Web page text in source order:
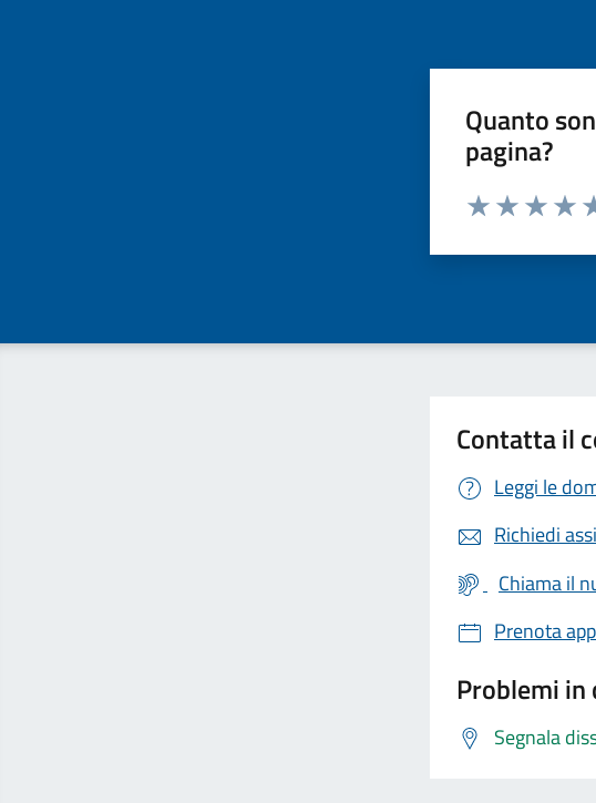
Quanto
pagina?
Valuta da 1 a 5 stelle
Contatta il
Leggi le
Richiedi
Chiama il
Prenota
Problemi
Segnala